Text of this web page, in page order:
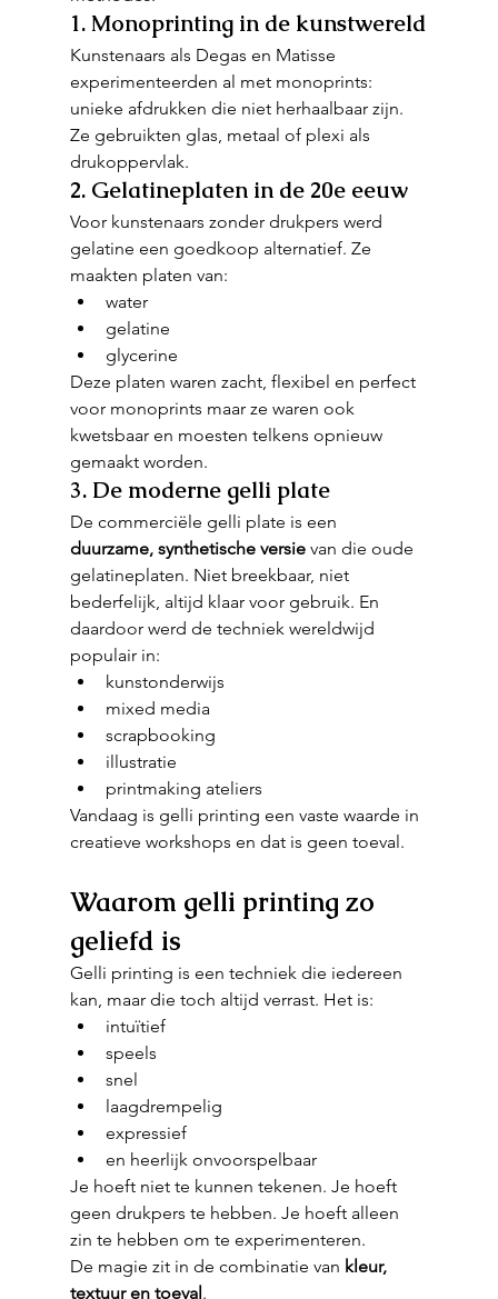
1. Monoprinting in de kunstwereld
Kunstenaars als Degas en Matisse
experimenteerden al met monoprints:
unieke afdrukken die niet herhaalbaar zijn.
Ze gebruikten glas, metaal of plexi als
drukoppervlak.
2. Gelatineplaten in de 20e eeuw
Voor kunstenaars zonder drukpers werd
gelatine een goedkoop alternatief. Ze
maakten platen van:
water
gelatine
glycerine
Deze platen waren zacht, flexibel en perfect
voor monoprints maar ze waren ook
kwetsbaar en moesten telkens opnieuw
gemaakt worden.
3. De moderne gelli plate
De commerciële gelli plate is een
duurzame, synthetische versie van die oude
gelatineplaten. Niet breekbaar, niet
bederfelijk, altijd klaar voor gebruik. En
daardoor werd de techniek wereldwijd
populair in:
kunstonderwijs
mixed media
scrapbooking
illustratie
printmaking ateliers
Vandaag is gelli printing een vaste waarde in
creatieve workshops en dat is geen toeval.
Waarom gelli printing zo
geliefd is
Gelli printing is een techniek die iedereen
kan, maar die toch altijd verrast. Het is:
intuïtief
speels
snel
laagdrempelig
expressief
en heerlijk onvoorspelbaar
Je hoeft niet te kunnen tekenen. Je hoeft
geen drukpers te hebben. Je hoeft alleen
zin te hebben om te experimenteren.
De magie zit in de combinatie van kleur,
textuur en toeval.